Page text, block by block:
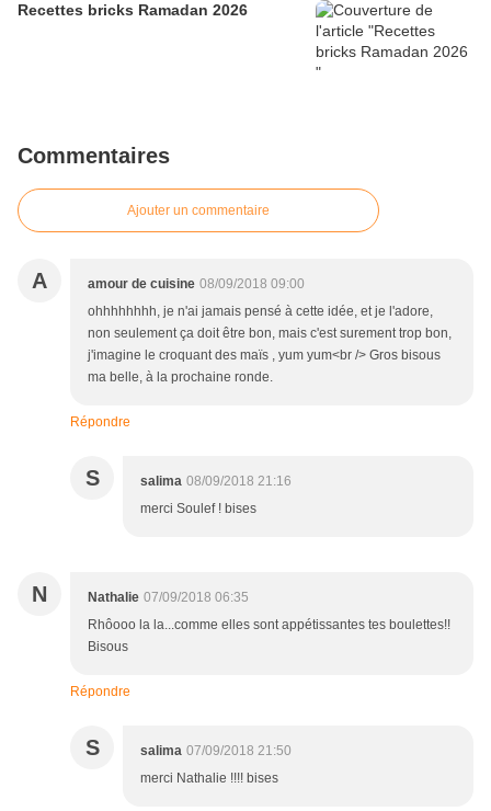
Recettes bricks Ramadan 2026
Commentaires
Ajouter un commentaire
A amour de cuisine 08/09/2018 09:00
ohhhhhhhh, je n'ai jamais pensé à cette idée, et je l'adore,
non seulement ça doit être bon, mais c'est surement trop bon,
j'imagine le croquant des maïs , yum yum<br /> Gros bisous
ma belle, à la prochaine ronde.
Répondre
S salima 08/09/2018 21:16
merci Soulef ! bises
N Nathalie 07/09/2018 06:35
Rhôooo la la...comme elles sont appétissantes tes boulettes!!
Bisous
Répondre
S salima 07/09/2018 21:50
merci Nathalie !!!! bises